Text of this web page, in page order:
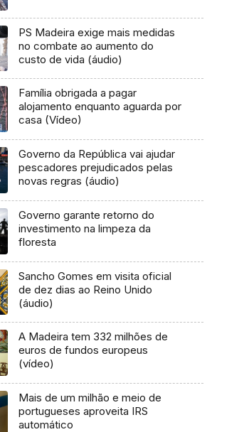
PS Madeira exige mais medidas
no combate ao aumento do
custo de vida (áudio)
Família obrigada a pagar
alojamento enquanto aguarda por
casa (Vídeo)
Governo da República vai ajudar
pescadores prejudicados pelas
novas regras (áudio)
Governo garante retorno do
investimento na limpeza da
floresta
Sancho Gomes em visita oficial
de dez dias ao Reino Unido
(áudio)
A Madeira tem 332 milhões de
euros de fundos europeus
(vídeo)
Mais de um milhão e meio de
portugueses aproveita IRS
automático